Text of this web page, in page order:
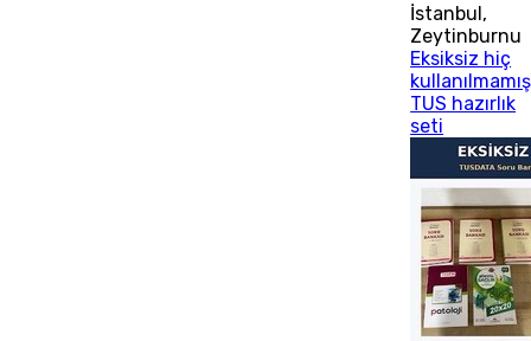
İstanbul,
Zeytinburnu
Eksiksiz hiç
kullanılmamış
TUS hazırlık
seti